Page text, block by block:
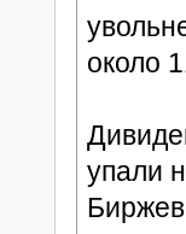
около
упали